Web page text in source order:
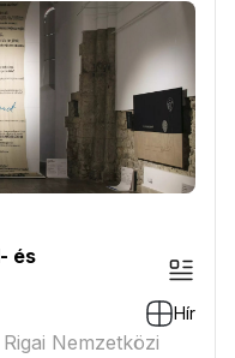
és
Hír
Nemzetközi